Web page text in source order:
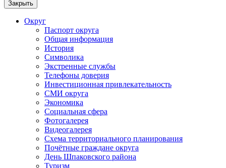
Закрыть
Округ
Паспорт округа
Общая информация
История
Символика
Экстренные службы
Телефоны доверия
Инвестиционная привлекательность
СМИ округа
Экономика
Социальная сфера
Фотогалерея
Видеогалерея
Схема территориального планирования
Почётные граждане округа
День Шпаковского района
Туризм